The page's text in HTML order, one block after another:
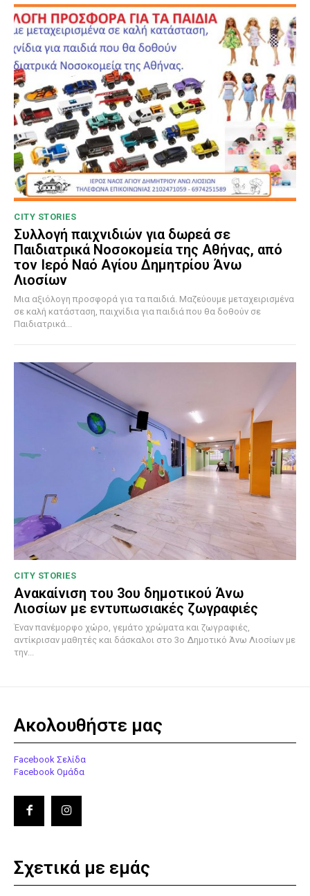
CITY STORIES
Συλλογή παιχνιδιών για δωρεά σε
Παιδιατρικά Νοσοκομεία της Αθήνας, από
τον Ιερό Ναό Αγίου Δημητρίου Άνω
Λιοσίων
Μια αξιόλογη προσφορά για τα παιδιά. Μαζεύουμε μεταχειρισμένα
σε καλή κατάσταση, παιχνίδια για παιδιά που θα δοθούν σε
Παιδιατρικά...
CITY STORIES
Ανακαίνιση του 3ου δημοτικού Άνω
Λιοσίων με εντυπωσιακές ζωγραφιές
Έναν πανέμορφο χώρο, γεμάτο χρώματα και ζωγραφιές,
αντίκρισαν μαθητές και δάσκαλοι στο 3ο Δημοτικό Άνω Λιοσίων με
την...
Ακολουθήστε μας
Facebook Σελίδα
Facebook Ομάδα
Σχετικά με εμάς